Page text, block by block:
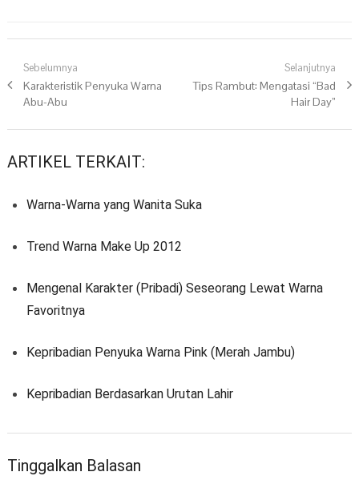
Navigasi pos
Sebelumnya
Previous post:
Karakteristik Penyuka Warna
Abu-Abu
Selanjutnya
Next post:
Tips Rambut: Mengatasi “Bad
Hair Day”
ARTIKEL TERKAIT:
Warna-Warna yang Wanita Suka
Trend Warna Make Up 2012
Mengenal Karakter (Pribadi) Seseorang Lewat Warna
Favoritnya
Kepribadian Penyuka Warna Pink (Merah Jambu)
Kepribadian Berdasarkan Urutan Lahir
Tinggalkan Balasan